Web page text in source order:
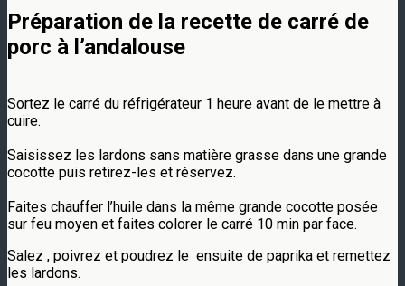
Préparation de la recette de carré de
porc à l’andalouse⁣
Sortez le carré du réfrigérateur 1 heure avant de le mettre à
cuire. ⁣
Saisissez les lardons sans matière grasse dans une grande
cocotte puis retirez-les et réservez. ⁣
Faites chauffer l’huile dans la même grande cocotte posée
sur feu moyen et faites colorer le carré 10 min par face.
Salez , poivrez et poudrez le ensuite de paprika et remettez
les lardons.